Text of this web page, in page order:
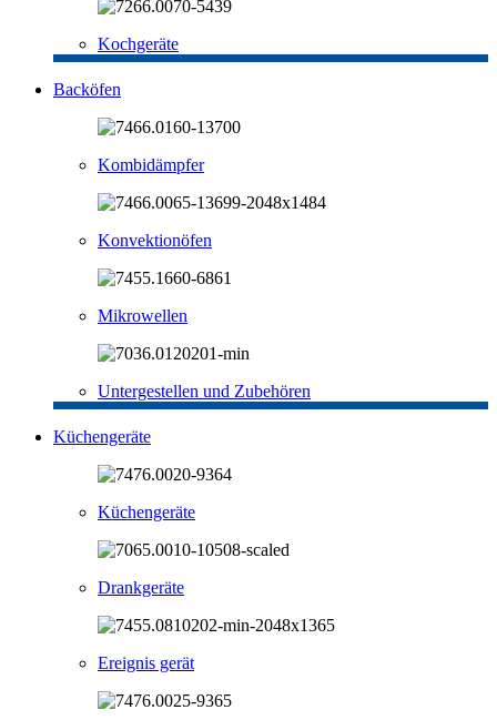
Kochgeräte
Backöfen
Kombidämpfer
Konvektionöfen
Mikrowellen
Untergestellen und Zubehören
Küchengeräte
Küchengeräte
Drankgeräte
Ereignis gerät